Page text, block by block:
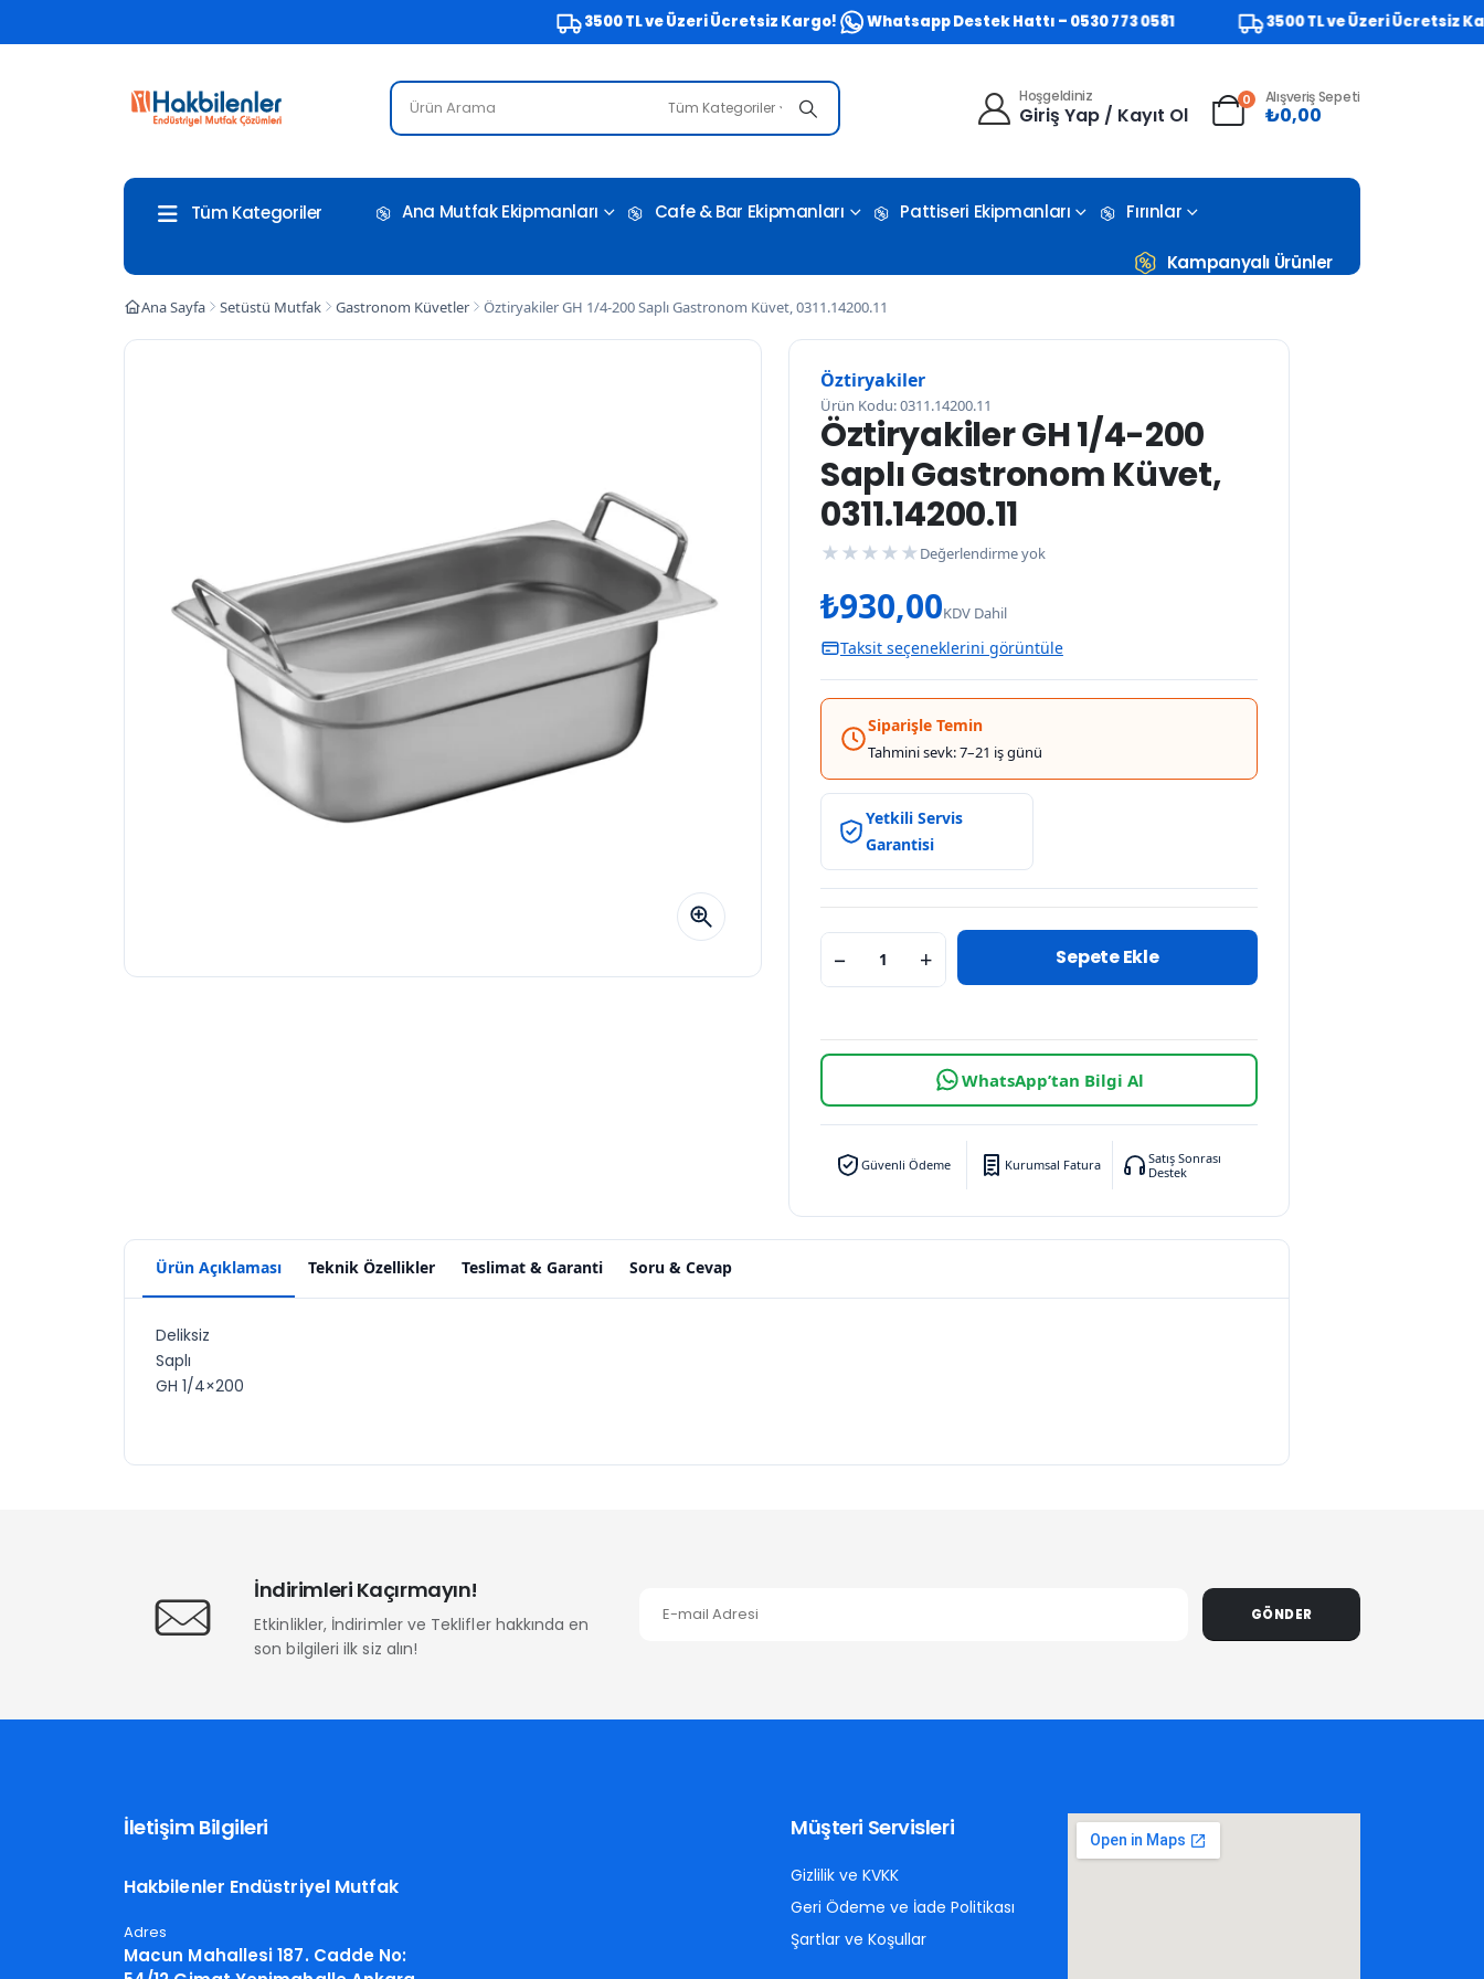
3500 TL ve Üzeri Ücretsiz Kargo! Whatsapp Destek Hattı – 0530 773 0581 3500 TL ve Üzeri Ücretsiz Kargo!
Tüm Kategoriler
Hoşgeldiniz
Giriş Yap / Kayıt Ol
0 Alışveriş Sepeti
₺0,00
Tüm Kategoriler Ana Mutfak Ekipmanları Cafe & Bar Ekipmanları Pattiseri Ekipmanları Fırınlar
Kampanyalı Ürünler
Ana Sayfa Setüstü Mutfak Gastronom Küvetler Öztiryakiler GH 1/4-200 Saplı Gastronom Küvet, 0311.14200.11
Öztiryakiler
Ürün Kodu: 0311.14200.11
Öztiryakiler GH 1/4-200
Saplı Gastronom Küvet,
0311.14200.11
★ ★ ★ ★ ★ Değerlendirme yok
₺930,00KDV Dahil
Taksit seçeneklerini görüntüle
Siparişle Temin
Tahmini sevk: 7–21 iş günü
Yetkili Servis
Garantisi
− + Sepete Ekle
WhatsApp’tan Bilgi Al
Güvenli Ödeme Kurumsal Fatura
Satış Sonrası
Destek
Ürün Açıklaması Teknik Özellikler Teslimat & Garanti Soru & Cevap
Deliksiz
Saplı
GH 1/4×200
İndirimleri Kaçırmayın!
Etkinlikler, İndirimler ve Teklifler hakkında en
son bilgileri ilk siz alın!
GÖNDER
İletişim Bilgileri
Hakbilenler Endüstriyel Mutfak
Adres
Macun Mahallesi 187. Cadde No:
Müşteri Servisleri
Gizlilik ve KVKK
Geri Ödeme ve İade Politikası
Şartlar ve Koşullar